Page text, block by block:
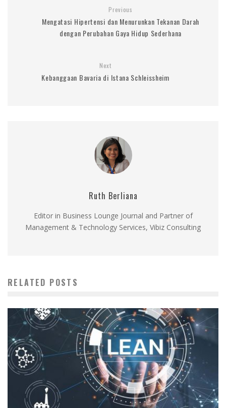
Previous
Mengatasi Hipertensi dan Menurunkan Tekanan Darah
dengan Perubahan Gaya Hidup Sederhana
Next
Kebanggaan Bavaria di Istana Schleissheim
Ruth Berliana
Editor in Business Lounge Journal and Partner of
Management & Technology Services, Vibiz Consulting
RELATED POSTS